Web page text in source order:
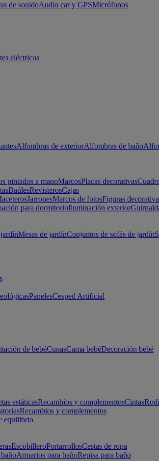
de sonidoAudio car y GPSMicrófonos
eléctricos
Alfombras de exteriorAlfombras de baño
pintados a manoMarcosPlacas decorativas
BaúlesRevisterosCajas
JarronesMarcos de fotosFiguras
para dormitorioIluminación exterior
Mesas de jardínConjuntos de sofás de jardín
PanelesCesped Artificial
de bebéCunasCama bebéDecoración bebé
estáticasRecambios y complementosCintas
Recambios y complementos
equilibrio
EscobilleroPortarrollosCestas de ropa
Armarios para bañoRepisa para baño